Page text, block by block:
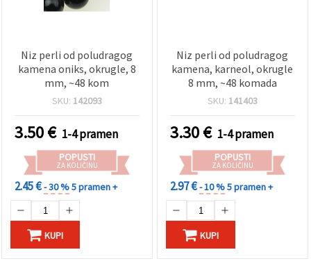
Niz perli od poludragog
kamena oniks, okrugle, 8
mm, ~48 kom
SKU: 142093
3.50€ 1-4 pramen
POPUSTI
ZA KOLIČINU
2.45 €- 30 %5 pramen +
KUPI
Niz perli od poludragog
kamena, karneol, okrugle
8 mm, ~48 komada
SKU: 141403
3.30€ 1-4 pramen
POPUSTI
ZA KOLIČINU
2.97 €- 10 %5 pramen +
KUPI